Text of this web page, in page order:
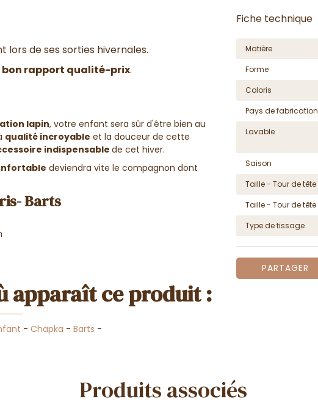
lors de ses sorties hivernales.
bon rapport qualité-prix.
lapin, votre enfant sera sûr d'être bien au
qualité incroyable et la douceur de cette
indispensablede cet hiver.
deviendra vite le compagnon dont
Barts
apparaît ce produit :
-Chapka -Barts -
Fiche technique
Matière
Forme
Coloris
Pays de fabrication
Lavable
Saison
Taille - Tour de tête
Taille - Tour de tête
Type de tissage
PARTAGER
Produits associés